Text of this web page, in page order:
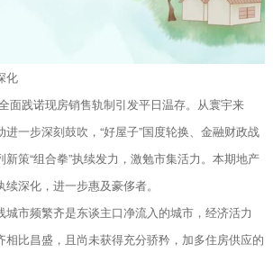
化
践诺现房销售轨制引发平日温存。从寰宇来
一步深刻鼓吹，“好屋子”国度轮换、金融财政战
策“组合拳”执续发力，激勉市集活力。本期地产
深化，进一步惠及豪侈者。
市频繁齐是东谈主口净流入的城市，经济活力
相比昌盛，且尚未获得充分骄矜，加多住房供应的